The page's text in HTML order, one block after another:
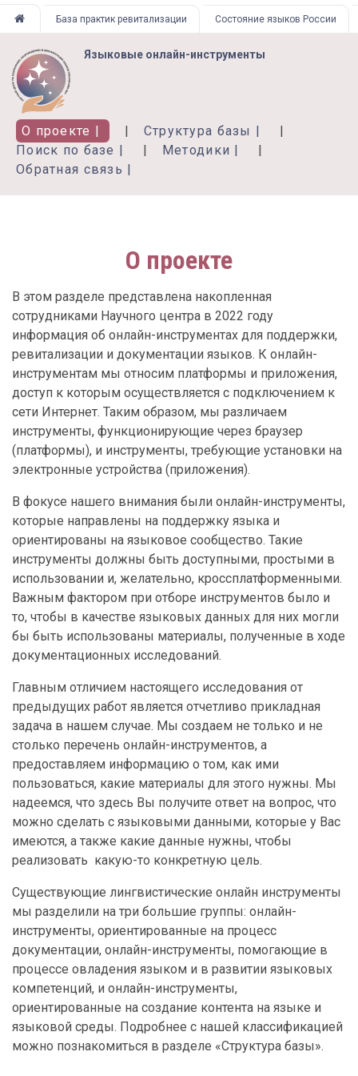
Перейти
основному
содержанию
База практик ревитализации Состояние языков России
Языковые онлайн-инструменты
О проекте
Структура базы
Поиск по базе
Методики
Обратная связь
О проекте
В этом разделе представлена накопленная
сотрудниками Научного центра в 2022 году
информация об онлайн-инструментах для поддержки,
ревитализации и документации языков. К онлайн-
инструментам мы относим платформы и приложения,
доступ к которым осуществляется с подключением к
сети Интернет. Таким образом, мы различаем
инструменты, функционирующие через браузер
(платформы), и инструменты, требующие установки на
электронные устройства (приложения).
В фокусе нашего внимания были онлайн-инструменты,
которые направлены на поддержку языка и
ориентированы на языковое сообщество. Такие
инструменты должны быть доступными, простыми в
использовании и, желательно, кроссплатформенными.
Важным фактором при отборе инструментов было и
то, чтобы в качестве языковых данных для них могли
бы быть использованы материалы, полученные в ходе
документационных исследований.
Главным отличием настоящего исследования от
предыдущих работ является отчетливо прикладная
задача в нашем случае. Мы создаем не только и не
столько перечень онлайн-инструментов, а
предоставляем информацию о том, как ими
пользоваться, какие материалы для этого нужны. Мы
надеемся, что здесь Вы получите ответ на вопрос, что
можно сделать с языковыми данными, которые у Вас
имеются, а также какие данные нужны, чтобы
реализовать какую-то конкретную цель.
Существующие лингвистические онлайн инструменты
мы разделили на три большие группы: онлайн-
инструменты, ориентированные на процесс
документации, онлайн-инструменты, помогающие в
процессе овладения языком и в развитии языковых
компетенций, и онлайн-инструменты,
ориентированные на создание контента на языке и
языковой среды. Подробнее с нашей классификацией
можно познакомиться в разделе «Структура базы».